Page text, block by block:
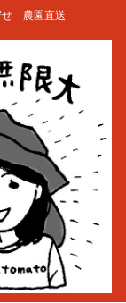
せ 農園直送